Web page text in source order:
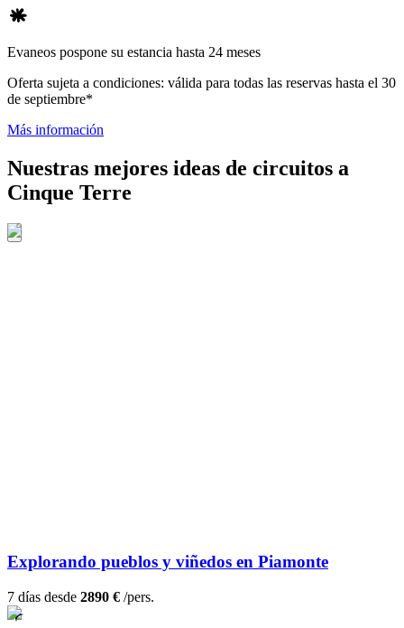
Evaneos pospone su estancia hasta 24 meses
Oferta sujeta a condiciones: válida para todas las reservas hasta el 30
de septiembre*
Más información
Nuestras mejores ideas de circuitos a
Cinque Terre
Explorando pueblos y viñedos en Piamonte
7 días desde 2890 € /pers.